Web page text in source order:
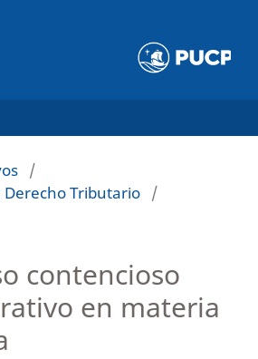
/
Derecho Tributario /
contencioso
en materia